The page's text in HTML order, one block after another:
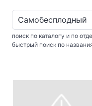
поиск по каталогу и по
быстрый поиск по